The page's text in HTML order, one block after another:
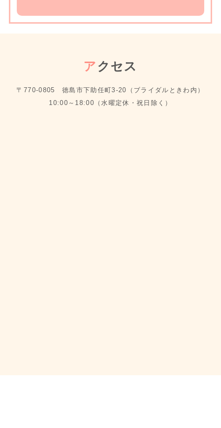
ア クセス
〒770-0805 徳島市下助任町3-20（ブライダルときわ内）
10:00～18:00（水曜定休・祝日除く）